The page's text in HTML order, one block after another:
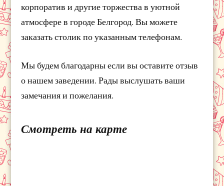
корпоратив и другие торжества в уютной
атмосфере в городе Белгород. Вы можете
заказать столик по указанным телефонам.
Мы будем благодарны если вы оставите отзыв
о нашем заведении. Рады выслушать ваши
замечания и пожелания.
Смотреть на карте